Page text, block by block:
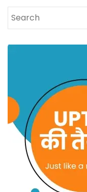
Search
for: